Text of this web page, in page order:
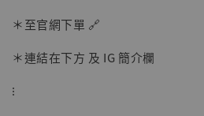
NT$ 1,870
＊至官網下單 🔗
＊連結在下方 及 IG 簡介欄
⁝